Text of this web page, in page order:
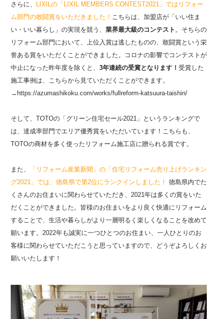
さらに、
LIXILの「LIXIL MEMBERS CONTEST2021」ではリフォー
ム部門の敢闘賞をいただきました ！ こちらは、加盟店が「いい住ま
い・いい暮らし」の実現を競う、業界最大級のコンテスト 。そちらの
リフォーム部門において、上位入賞は逃したものの、敢闘賞という栄
誉ある賞をいただくことができました。コロナの影響でコンテストが
中止になった昨年度を除くと、3年連続の受賞となります！受賞した
施工事例は、こちらから見ていただくことができます。
→https://azumashikoku.com/works/fullreform-katsuura-taishin/
そして、TOTOの「グリーン住宅セール2021」というランキングで
は、達成率部門でエリア優秀賞をいただいています ！こちらも、
TOTOの商材を多く使ったリフォーム施工店に贈られる賞です。
また、
「リフォーム産業新聞」の「住宅リフォーム売り上げランキン
グ2021」では、徳島県で第2位にランクインしました ！ 徳島県内でた
くさんのお住まいに関わらせていただき、2021年は多くの賞をいた
だくことができました。皆様のお住まいをより良く快適にリフォーム
することで、生活や暮らしがより一層明るく楽しくなることを改めて
願います。2022年も誠実に一つひとつのお住まい、一人ひとりのお
客様に関わらせていただこうと思っていますので、どうぞよろしくお
願いいたします！